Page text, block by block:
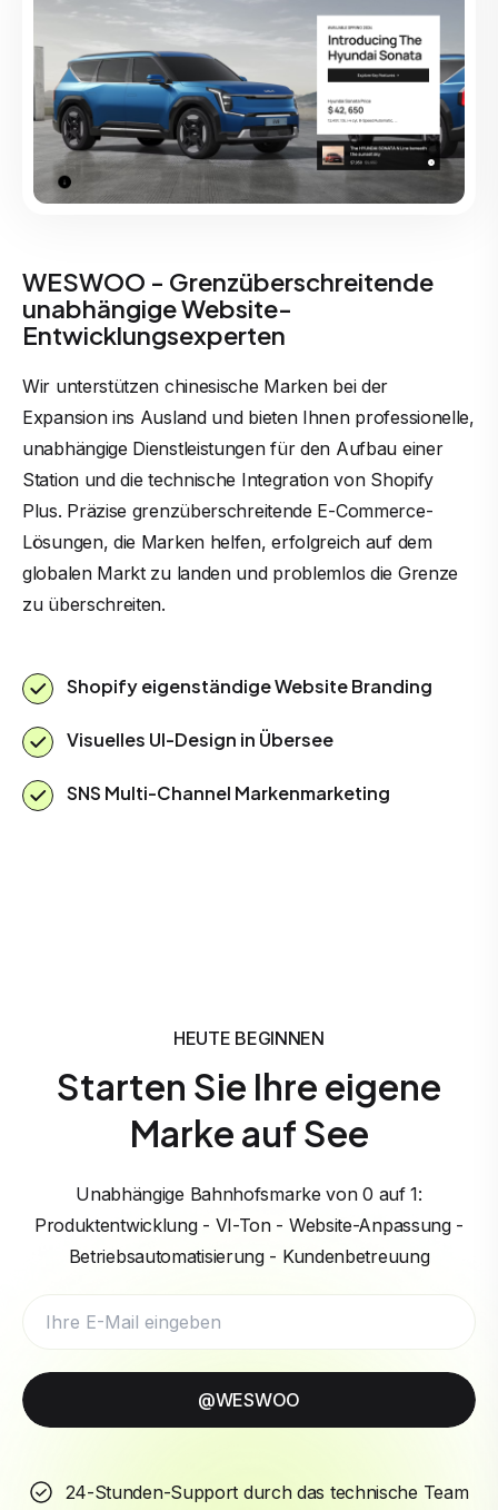
WESWOO - Grenzüberschreitende
unabhängige Website-
Entwicklungsexperten
Wir unterstützen chinesische Marken bei der
Expansion ins Ausland und bieten Ihnen professionelle,
unabhängige Dienstleistungen für den Aufbau einer
Station und die technische Integration von Shopify
Plus. Präzise grenzüberschreitende E-Commerce-
Lösungen, die Marken helfen, erfolgreich auf dem
globalen Markt zu landen und problemlos die Grenze
zu überschreiten.
Shopify eigenständige Website Branding
Visuelles UI-Design in Übersee
SNS Multi-Channel Markenmarketing
HEUTE BEGINNEN
Starten Sie Ihre eigene
Marke auf See
Unabhängige Bahnhofsmarke von 0 auf 1:
Produktentwicklung - VI-Ton - Website-Anpassung -
Betriebsautomatisierung - Kundenbetreuung
@WESWOO
24-Stunden-Support durch das technische Team